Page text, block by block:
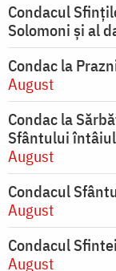
Condacul
Solomoni şi al
Condac la
August
Condac la
Sfântului
August
Condacul
August
Condacul
August